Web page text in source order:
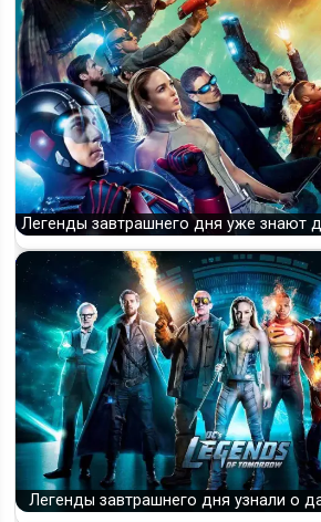
Легенды завтрашнего дня уже знают
Легенды завтрашнего дня узнали о